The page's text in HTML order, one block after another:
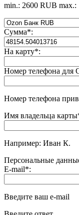
min.: 2600 RUB max.:
Сумма*:
На карту*:
Номер телефона для
Номер телефона
Имя владельца карты
Например: Иван К.
Персональные
E-mail*:
Введите ваш e-mail